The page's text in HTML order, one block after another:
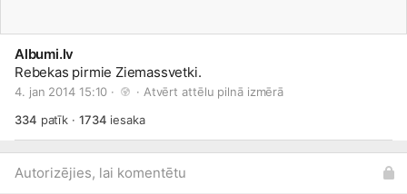
Albumi.lv
Rebekas pirmie Ziemassvetki.
4. jan 2014 15:10 · · Atvērt attēlu pilnā izmērā
334 patīk · 1734 iesaka
Autorizējies, lai komentētu